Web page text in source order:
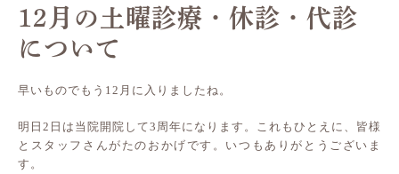
12月の土曜診療・休診・代診
について
早いものでもう12月に入りましたね。
明日2日は当院開院して3周年になります。これもひとえに、皆様
とスタッフさんがたのおかげです。いつもありがとうございま
す。